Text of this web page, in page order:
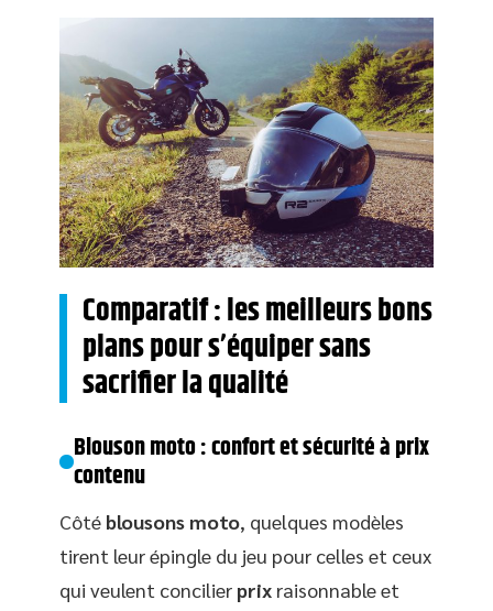
Comparatif : les meilleurs bons
plans pour s’équiper sans
sacrifier la qualité
Blouson moto : confort et sécurité à prix
contenu
Côté blousons moto, quelques modèles
tirent leur épingle du jeu pour celles et ceux
qui veulent concilier prix raisonnable et